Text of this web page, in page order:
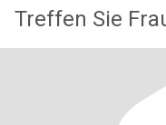
Treffen Sie